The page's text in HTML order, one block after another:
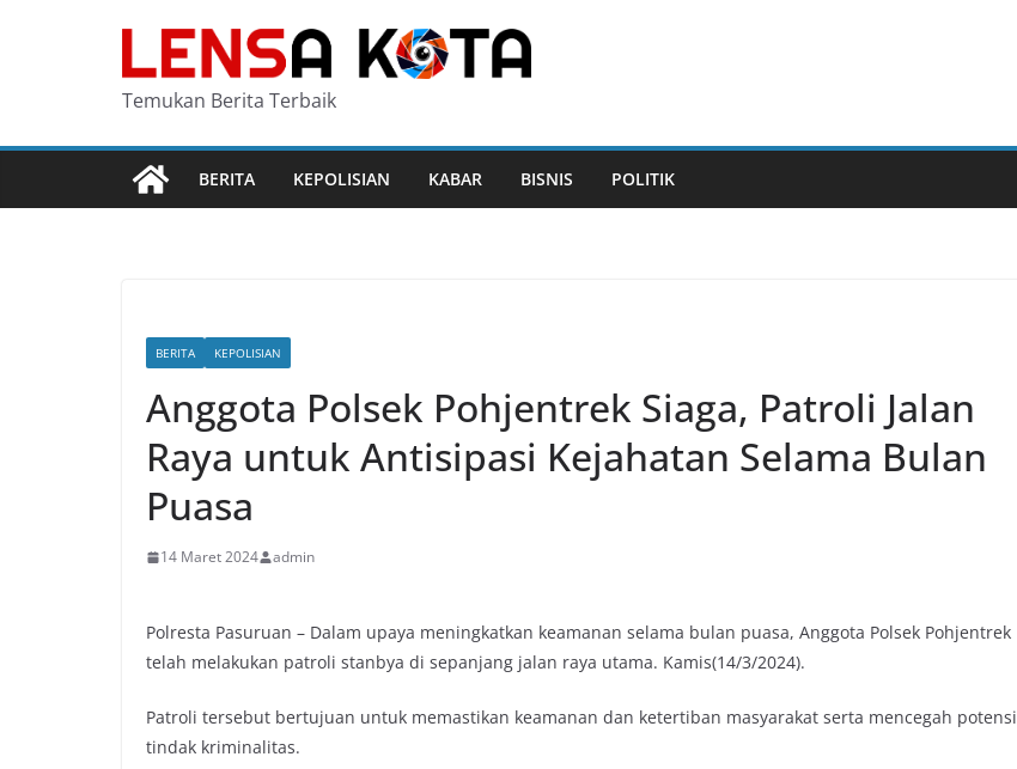
Temukan Berita Terbaik
BERITA KEPOLISIAN KABAR BISNIS POLITIK
BERITA KEPOLISIAN
Anggota Polsek Pohjentrek Siaga, Patroli Jalan
Raya untuk Antisipasi Kejahatan Selama Bulan
Puasa
14 Maret 2024 admin
Polresta Pasuruan – Dalam upaya meningkatkan keamanan selama bulan puasa, Anggota Polsek Pohjentrek
telah melakukan patroli stanbya di sepanjang jalan raya utama. Kamis(14/3/2024).
Patroli tersebut bertujuan untuk memastikan keamanan dan ketertiban masyarakat serta mencegah potensi
tindak kriminalitas.